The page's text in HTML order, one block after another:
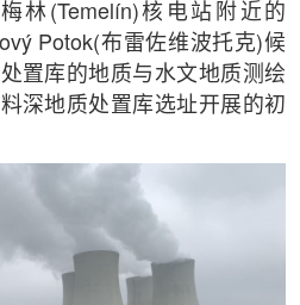
林(Temelín)核电站附近的
Potok(布雷佐维波托克)候
置库的地质与水文地质测绘
深地质处置库选址开展的初